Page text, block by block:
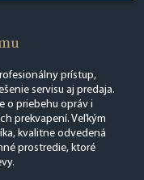
prístup,
servisu aj predaja.
o priebehu opráv i
prekvapení. Veľkým
kvalitne odvedená
prostredie, ktoré